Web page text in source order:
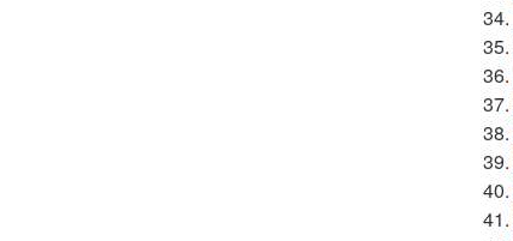
34.
35.
36.
37.
38.
39.
40.
41.